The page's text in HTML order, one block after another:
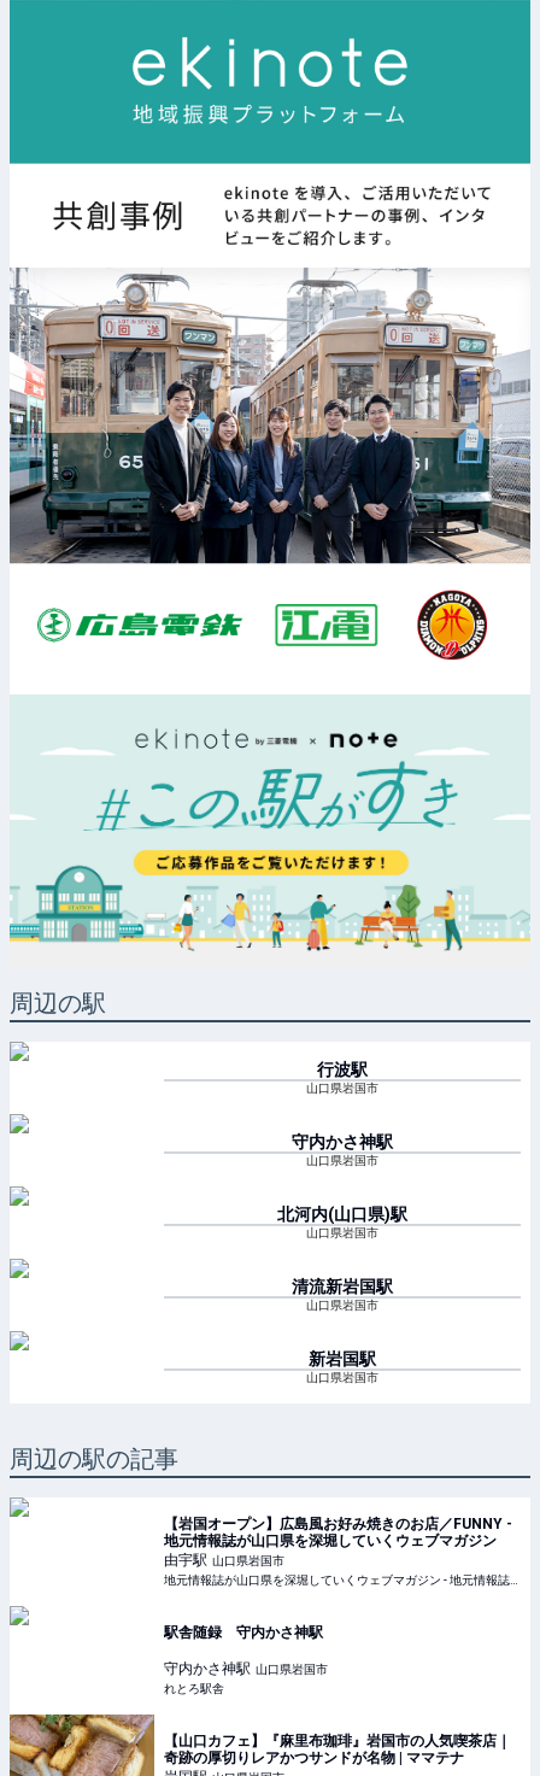
周辺の駅
行波駅
山口県岩国市
守内かさ神駅
山口県岩国市
北河内(山口県)駅
山口県岩国市
清流新岩国駅
山口県岩国市
新岩国駅
山口県岩国市
周辺の駅の記事
【岩国オープン】広島風お好み焼きのお店／FUNNY -
地元情報誌が山口県を深堀していくウェブマガジン
由宇駅 山口県岩国市
駅舎随録 守内かさ神駅
守内かさ神駅 山口県岩国市
れとろ駅舎
【山口カフェ】『麻里布珈琲』岩国市の人気喫茶店｜
奇跡の厚切りレアかつサンドが名物 | ママテナ